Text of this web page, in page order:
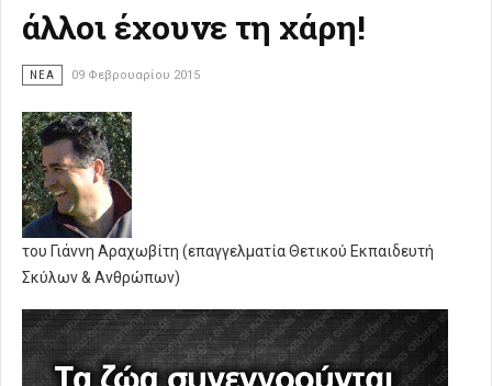
άλλοι έχουνε τη χάρη!
ΝΈΑ 09 Φεβρουαρίου 2015
του Γιάννη Αραχωβίτη (επαγγελματία Θετικού Εκπαιδευτή
Σκύλων & Ανθρώπων)